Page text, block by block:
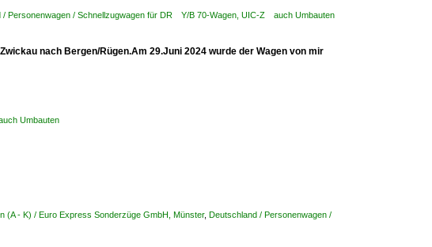
/ Personenwagen / Schnellzugwagen für DR Y/B 70-Wagen, UIC-Z auch Umbauten
nach Bergen/Rügen.Am 29.Juni 2024 wurde der Wagen von mir
Umbauten
(A - K) / Euro Express Sonderzüge GmbH, Münster, Deutschland / Personenwagen /